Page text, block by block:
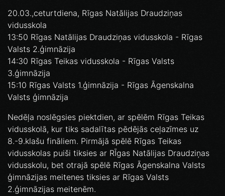
20.03.,ceturtdiena, Rīgas Natālijas Draudziņas
vidusskola
13:50 Rīgas Natālijas Draudziņas vidusskola - Rīgas
Valsts 2.ģimnāzija
14:30 Rīgas Teikas vidusskola - Rīgas Valsts
3.ģimnāzija
15:10 Rīgas Valsts 1.ģimnāzija - Rīgas Āgenskalna
Valsts ģimnāzija
Nedēļa noslēgsies piektdien, ar spēlēm Rīgas Teikas
vidusskolā, kur tiks sadalītas pēdējās ceļazīmes uz
8.-9.klašu fināliem. Pirmājā spēlē Rīgas Teikas
vidusskolas puiši tiksies ar RĪgas Natālijas Draudziņas
vidusskolu, bet otrajā spēlē Rīgas Āgenskalna Valsts
ģimnāzijas meitenes tiksies ar Rīgas Valsts
2.ģimnāzijas meitenēm.